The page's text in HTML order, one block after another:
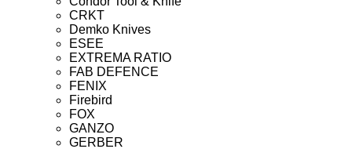
CRKT
Demko Knives
ESEE
EXTREMA RATIO
FAB DEFENCE
FENIX
Firebird
FOX
GANZO
GERBER